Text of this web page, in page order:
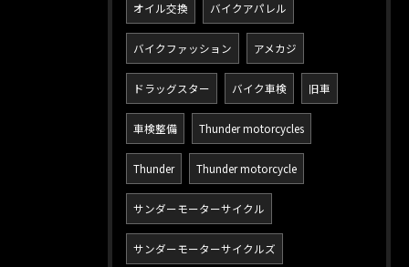
オイル交換 バイクアパレル
バイクファッション アメカジ
ドラッグスター バイク車検 旧車
車検整備 Thunder motorcycles
Thunder Thunder motorcycle
サンダーモーターサイクル
サンダーモーターサイクルズ